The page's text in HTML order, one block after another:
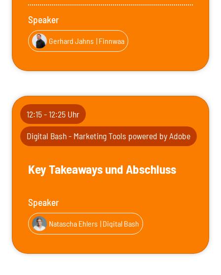
Speaker
Gerhard Jahns | Finnwaa
12:15 - 12:25 Uhr
Digital Bash - Marketing Tools powered by Adobe
Key Takeaways und Abschluss
Speaker
Natascha Ehlers | Digital Bash